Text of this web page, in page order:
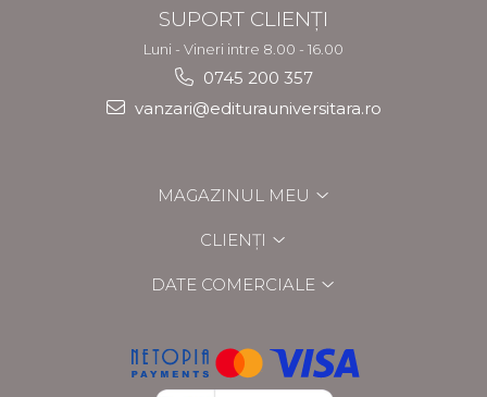
SUPORT CLIENȚI
Luni - Vineri intre 8.00 - 16.00
0745 200 357
vanzari@editurauniversitara.ro
MAGAZINUL MEU
CLIENȚI
DATE COMERCIALE